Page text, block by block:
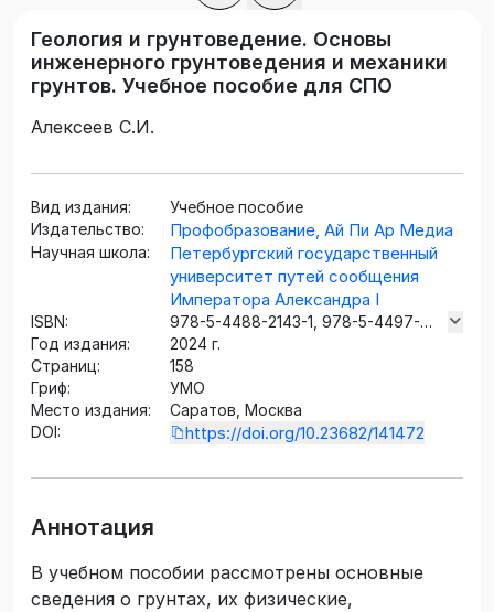
Геология и грунтоведение. Основы
инженерного грунтоведения и механики
грунтов. Учебное пособие для СПО
Алексеев С.И.
Вид издания:
Учебное пособие
Издательство:
Профобразование, Ай Пи Ар Медиа
Научная школа:
Петербургский государственный
университет путей сообщения
Императора Александра I
ISBN:
978-5-4488-2143-1, 978-5-4497-
3346-7
Год издания:
2024 г.
Страниц:
158
Гриф:
УМО
Место издания:
Саратов, Москва
DOI:
https://doi.org/10.23682/141472
Аннотация
В учебном пособии рассмотрены основные
сведения о грунтах, их физические,